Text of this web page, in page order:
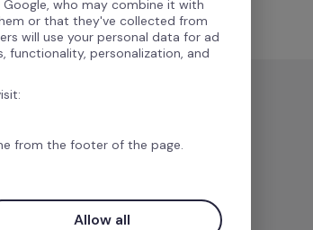
who may combine it with
or that they've collected from
will use your personal data for ad
functionality, personalization, and
from the footer of the page.
Allow all